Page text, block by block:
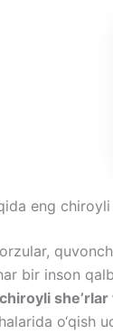
eng chiroyli
bir inson
she’rlar
o‘qish